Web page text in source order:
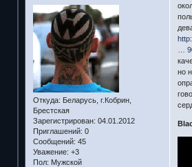
Откуда: Беларусь, г.Кобрин,
Брестская
Зарегистрирован: 04.01.2012
Приглашений: 0
Сообщений: 45
Уважение: +3
Пол: Мужской
…
но